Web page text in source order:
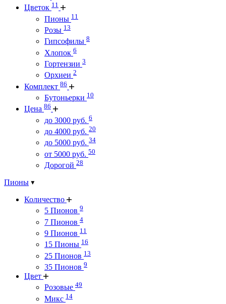
Цветок 11
Пионы 11
Розы 13
Гипсофилы 8
Хлопок 6
Гортензии 3
Орхиеи 2
Комплект 86
Бутоньерки 10
Цена 86
до 3000 руб. 6
до 4000 руб. 20
до 5000 руб. 34
от 5000 руб. 50
Дорогой 28
Пионы
Количество
5 Пионов 9
7 Пионов 4
9 Пионов 11
15 Пионы 16
25 Пионов 13
35 Пионов 9
Цвет
Розовые 49
Микс 14